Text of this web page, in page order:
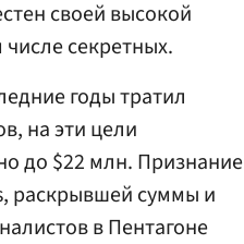
своей высокой
секретных.
годы тратил
на эти цели
до $22 млн. Признание
раскрывшей суммы и
в Пентагоне